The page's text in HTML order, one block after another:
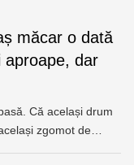
măcar o dată
aproape, dar
Că același drum
zgomot de…